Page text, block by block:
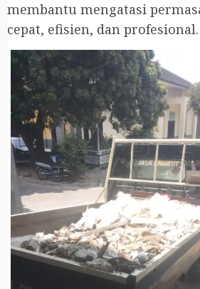
membantu mengatasi
cepat, efisien, dan profesional.